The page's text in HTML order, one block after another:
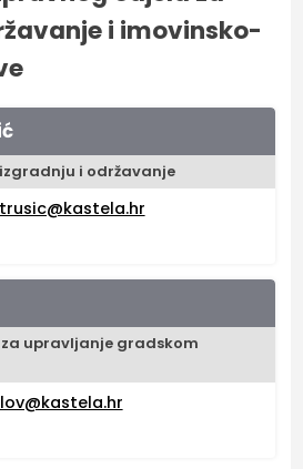
i imovinsko-
i održavanje
upravljanje gradskom